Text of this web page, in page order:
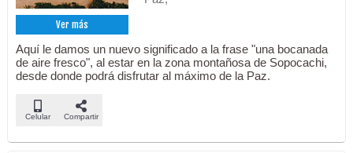
Ver más
Aquí le damos un nuevo significado a la frase "una bocanada
de aire fresco", al estar en la zona montañosa de Sopocachi,
desde donde podrá disfrutar al máximo de la Paz.
Celular Compartir